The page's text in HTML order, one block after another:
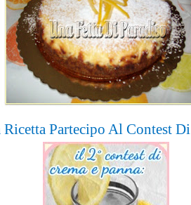
Ricetta Partecipo Al Contest Di